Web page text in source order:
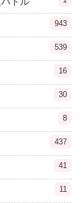
943
539
16
30
8
437
41
11